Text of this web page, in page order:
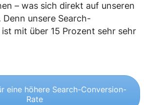
– was sich direkt auf unseren
unsere Search-
ist mit über 15 Prozent sehr sehr
eine höhere Search-Conversion-
Rate